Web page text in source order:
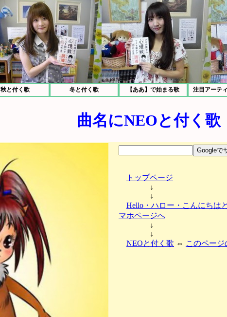
秋と付く歌 冬と付く歌 【ああ】で始まる歌 注目アーテ
曲名にNEOと付く歌
トップページ
↓
↓
Hello・ハロー・こんにちは
マホページへ
↓
↓
NEOと付く歌 ⇔ このペー